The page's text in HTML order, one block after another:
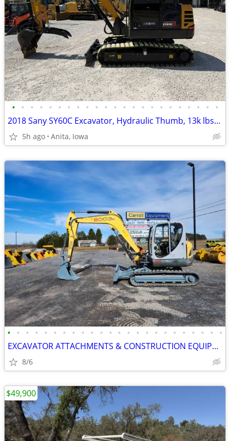
• • • • • • • • • • • • • • • • • • • • • • •
2018 Sany SY60C Excavator, Hydraulic Thumb, 13k lbs, Low Hours!!!!
5h ago Anita, Iowa
• • • • • • • • • • • • • • • • • • • • • • • •
EXCAVATOR ATTACHMENTS & CONSTRUCTION EQUIPMENT ON SALE!!!
8/6
$49,900